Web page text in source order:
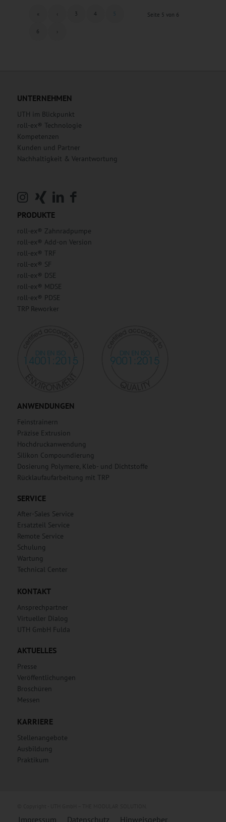
Seite 5 von 6
« ‹ 3 4 5
6 ›
UNTERNEHMEN
UTH im Blickpunkt
roll-ex® Technologie
Kompetenzen
Kunden und Partner
Nachhaltigkeit & Verantwortung
PRODUKTE
roll-ex® Zahnradpumpe
roll-ex® Add-on Version
roll-ex® TRF
roll-ex® SF
roll-ex® DSE
roll-ex® MDSE
roll-ex® PDSE
TRP Reworker
ANWENDUNGEN
Feinstrainern
Präzise Extrusion
Hochdruckanwendung
Silikon Compoundierung
Dosierung Polymere, Kleb- und Dichtstoffe
Rücklaufaufarbeitung mit TRP
SERVICE
After-Sales Service
Ersatzteil Service
Remote Service
Schulung
Wartung
Technical Center
KONTAKT
Ansprechpartner
Virtueller Dialog
UTH GmbH Fulda
AKTUELLES
Presse
Veröffentlichungen
Broschüren
Messen
KARRIERE
Stellenangebote
Ausbildung
Praktikum
Impressum Datenschutz Hinweisgeber